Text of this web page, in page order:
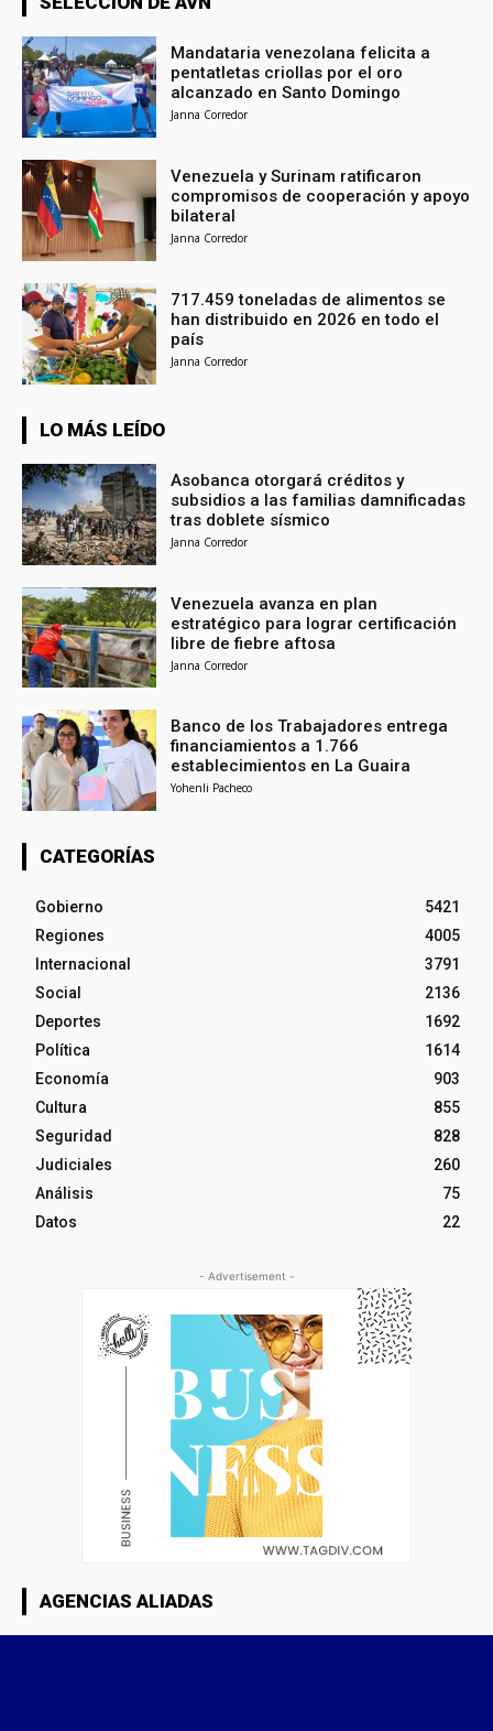
Mandataria venezolana felicita a
pentatletas criollas por el oro
alcanzado en Santo Domingo
Janna Corredor
Venezuela y Surinam ratificaron
compromisos de cooperación y apoyo
bilateral
Janna Corredor
717.459 toneladas de alimentos se
han distribuido en 2026 en todo el
país
Janna Corredor
LO MÁS LEÍDO
Asobanca otorgará créditos y
subsidios a las familias damnificadas
tras doblete sísmico
Janna Corredor
Venezuela avanza en plan
estratégico para lograr certificación
libre de fiebre aftosa
Janna Corredor
Banco de los Trabajadores entrega
financiamientos a 1.766
establecimientos en La Guaira
Yohenli Pacheco
CATEGORÍAS
Gobierno
5421
Regiones
4005
Internacional
3791
Social
2136
Deportes
1692
Política
1614
Economía
903
Cultura
855
Seguridad
828
Judiciales
260
Análisis
75
Datos
22
- Advertisement -
AGENCIAS ALIADAS